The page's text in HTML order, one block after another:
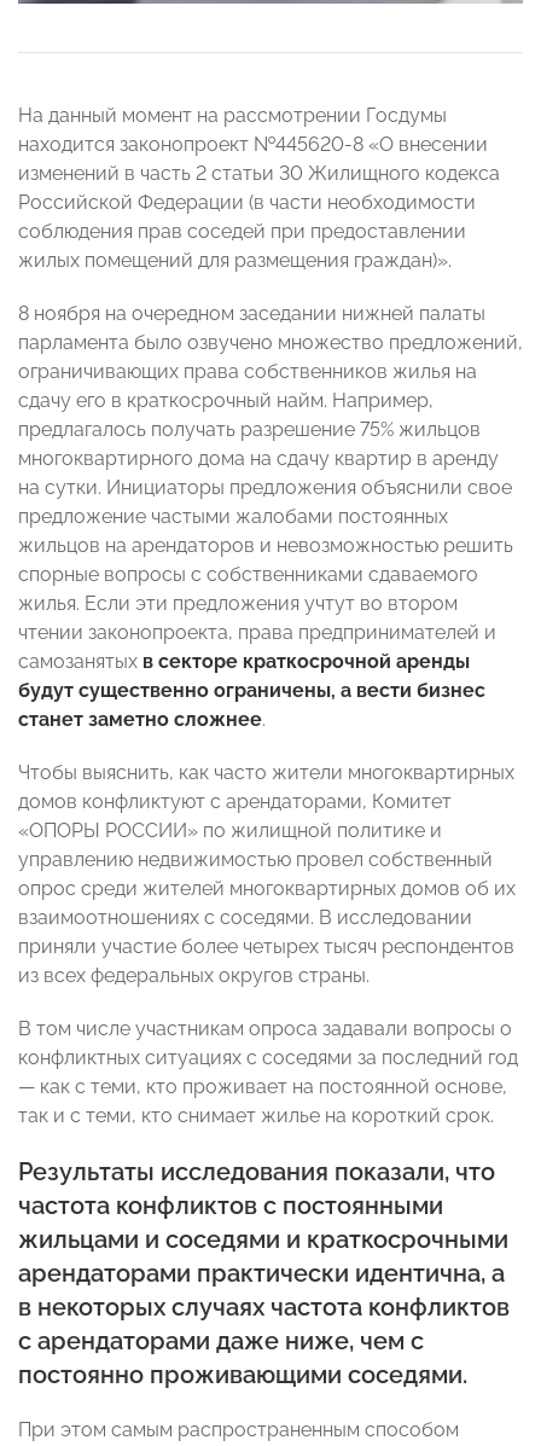
На данный момент на рассмотрении Госдумы
находится законопроект №445620-8 «О внесении
изменений в часть 2 статьи 30 Жилищного кодекса
Российской Федерации (в части необходимости
соблюдения прав соседей при предоставлении
жилых помещений для размещения граждан)».
8 ноября на очередном заседании нижней палаты
парламента было озвучено множество предложений,
ограничивающих права собственников жилья на
сдачу его в краткосрочный найм. Например,
предлагалось получать разрешение 75% жильцов
многоквартирного дома на сдачу квартир в аренду
на сутки. Инициаторы предложения объяснили свое
предложение частыми жалобами постоянных
жильцов на арендаторов и невозможностью решить
спорные вопросы с собственниками сдаваемого
жилья. Если эти предложения учтут во втором
чтении законопроекта, права предпринимателей и
самозанятых в секторе краткосрочной аренды
будут существенно ограничены, а вести бизнес
станет заметно сложнее.
Чтобы выяснить, как часто жители многоквартирных
домов конфликтуют с арендаторами, Комитет
«ОПОРЫ РОССИИ» по жилищной политике и
управлению недвижимостью провел собственный
опрос среди жителей многоквартирных домов об их
взаимоотношениях с соседями. В исследовании
приняли участие более четырех тысяч респондентов
из всех федеральных округов страны.
В том числе участникам опроса задавали вопросы о
конфликтных ситуациях с соседями за последний год
— как с теми, кто проживает на постоянной основе,
так и с теми, кто снимает жилье на короткий срок.
Результаты исследования показали, что
частота конфликтов с постоянными
жильцами и соседями и краткосрочными
арендаторами практически идентична, а
в некоторых случаях частота конфликтов
с арендаторами даже ниже, чем с
постоянно проживающими соседями.
При этом самым распространенным способом